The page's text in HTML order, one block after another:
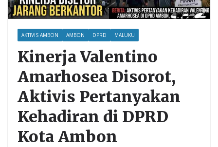
AKTIVIS AMBON AMBON DPRD MALUKU
Kinerja Valentino
Amarhosea Disorot,
Aktivis Pertanyakan
Kehadiran di DPRD
Kota Ambon